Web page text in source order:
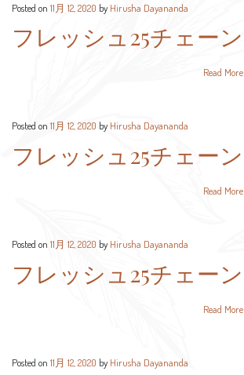
Posted on 11月 12, 2020 by Hirusha Dayananda
フレッシュ25チェーン
Read More
Posted on 11月 12, 2020 byHirusha Dayananda
フレッシュ25チェーン
Read More
Posted on 11月 12, 2020 by Hirusha Dayananda
フレッシュ25チェーン
Read More
Posted on 11月 12, 2020 by Hirusha Dayananda